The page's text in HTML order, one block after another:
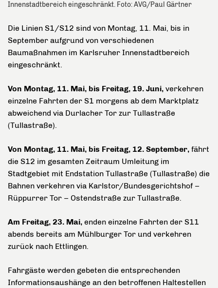
Innenstadtbereich eingeschränkt. Foto: AVG/Paul Gärtner
Die Linien S1/S12 sind von Montag, 11. Mai, bis in
September aufgrund von verschiedenen
Baumaßnahmen im Karlsruher Innenstadtbereich
eingeschränkt.
Von Montag, 11. Mai, bis Freitag, 19. Juni, verkehren
einzelne Fahrten der S1 morgens ab dem Marktplatz
abweichend via Durlacher Tor zur Tullastraße
(Tullastraße).
Von Montag, 11. Mai, bis Freitag, 12. September, fährt
die S12 im gesamten Zeitraum Umleitung im
Stadtgebiet mit Endstation Tullastraße (Tullastraße) die
Bahnen verkehren via Karlstor/Bundesgerichtshof –
Rüppurrer Tor – Ostendstraße zur Tullastraße.
Am Freitag, 23. Mai, enden einzelne Fahrten der S11
abends bereits am Mühlburger Tor und verkehren
zurück nach Ettlingen.
Fahrgäste werden gebeten die entsprechenden
Informationsaushänge an den betroffenen Haltestellen